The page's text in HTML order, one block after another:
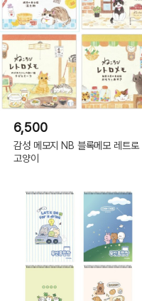
6,500
감성 메모지 NB 블록메모 레트로
고양이